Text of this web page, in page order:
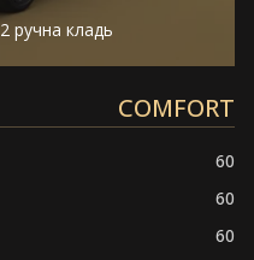
2 ручна кладь
COMFORT
60
60
60